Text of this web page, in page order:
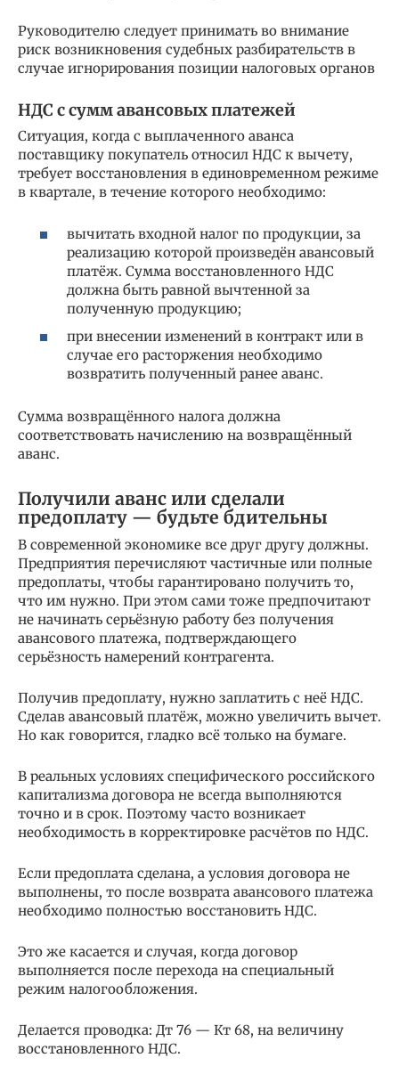
Руководителю следует принимать во внимание
риск возникновения судебных разбирательств в
случае игнорирования позиции налоговых органов
НДС с сумм авансовых платежей
Ситуация, когда с выплаченного аванса
поставщику покупатель относил НДС к вычету,
требует восстановления в единовременном режиме
в квартале, в течение которого необходимо:
вычитать входной налог по продукции, за
реализацию которой произведён авансовый
платёж. Сумма восстановленного НДС
должна быть равной вычтенной за
полученную продукцию;
при внесении изменений в контракт или в
случае его расторжения необходимо
возвратить полученный ранее аванс.
Сумма возвращённого налога должна
соответствовать начислению на возвращённый
аванс.
Получили аванс или сделали
предоплату — будьте бдительны
В современной экономике все друг другу должны.
Предприятия перечисляют частичные или полные
предоплаты, чтобы гарантировано получить то,
что им нужно. При этом сами тоже предпочитают
не начинать серьёзную работу без получения
авансового платежа, подтверждающего
серьёзность намерений контрагента.
Получив предоплату, нужно заплатить с неё НДС.
Сделав авансовый платёж, можно увеличить вычет.
Но как говорится, гладко всё только на бумаге.
В реальных условиях специфического российского
капитализма договора не всегда выполняются
точно и в срок. Поэтому часто возникает
необходимость в корректировке расчётов по НДС.
Если предоплата сделана, а условия договора не
выполнены, то после возврата авансового платежа
необходимо полностью восстановить НДС.
Это же касается и случая, когда договор
выполняется после перехода на специальный
режим налогообложения.
Делается проводка: Дт 76 — Кт 68, на величину
восстановленного НДС.